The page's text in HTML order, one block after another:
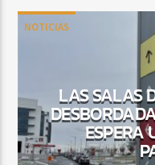
NOTICIAS
LAS SALAS
ESPERA